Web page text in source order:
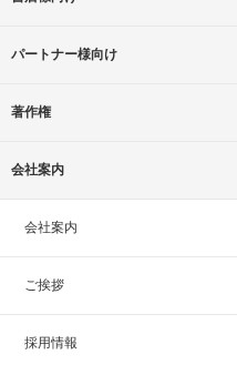
パートナー様向け
著作権
会社案内
会社案内
ご挨拶
採用情報